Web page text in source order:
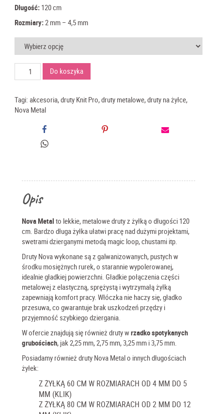
Długość: 120 cm
Rozmiary:2 mm – 4,5 mm
KnitPro
Metall
druty
Do koszyka
Tagi: akcesoria,druty Knit Pro,druty metalowe,druty na żyłce,
Nova Metal
Opis
Nova Metal to lekkie, metalowe druty z żyłką o długości 120
cm. Bardzo długa żyłka ułatwi pracę nad dużymi projektami,
swetrami dzierganymi metodą magic loop, chustami itp.
Druty Nova wykonane są z galwanizowanych, pustych w
środku mosiężnych rurek, o starannie wypolerowanej,
idealnie gładkiej powierzchni. Gładkie połączenia części
metalowej z elastyczną, sprężystą i wytrzymałą żyłką
zapewniają komfort pracy. Włóczka nie haczy się, gładko
przesuwa, co gwarantuje brak uszkodzeń przędzy i
przyjemność szybkiego dziergania.
W ofercie znajdują się również druty wrzadko spotykanych
grubościach, jak 2,25 mm, 2,75 mm, 3,25 mm i 3,75 mm.
Posiadamy również druty Nova Metal o innych długościach
żyłek:
Z ŻYŁKĄ 60 CM W ROZMIARACH OD 4 MM DO 5
MM (KLIK)
Z ŻYŁKĄ 80 CM W ROZMIARACH OD 2 MM DO 12